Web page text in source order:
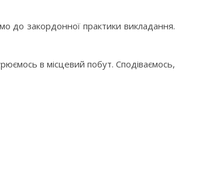
до закордонної практики викладання.
в місцевий побут. Сподіваємось,